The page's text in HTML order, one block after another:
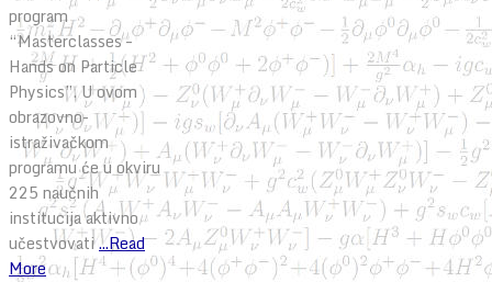
program
“Masterclasses –
Hands on Particle
Physics”. U ovom
obrazovno-
istraživačkom
programu će u okviru
225 naučnih
institucija aktivno
učestvovati...Read
More